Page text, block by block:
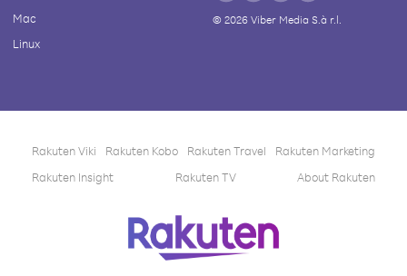
Mac
Linux
© 2026Viber Media S.à r.l.
Rakuten Viki Rakuten Kobo Rakuten Travel
Rakuten Marketing
Rakuten Insight
Rakuten TV About Rakuten